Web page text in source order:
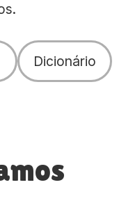
Dicionário